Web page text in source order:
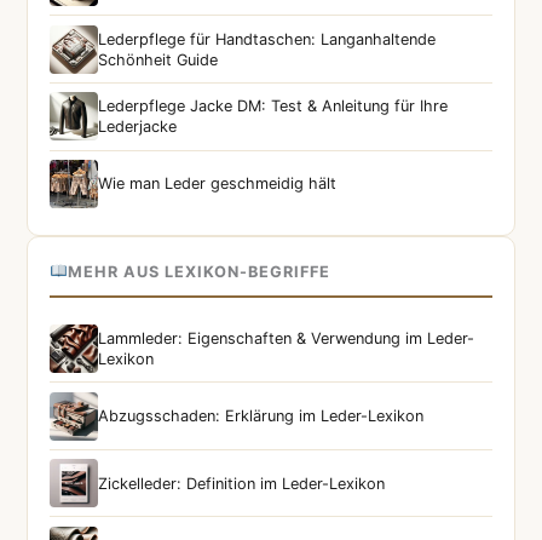
Lederpflege für Handtaschen: Langanhaltende
Schönheit Guide
Lederpflege Jacke DM: Test & Anleitung für Ihre
Lederjacke
Wie man Leder geschmeidig hält
MEHR AUS LEXIKON-BEGRIFFE
Lammleder: Eigenschaften & Verwendung im Leder-
Lexikon
Abzugsschaden: Erklärung im Leder-Lexikon
Zickelleder: Definition im Leder-Lexikon